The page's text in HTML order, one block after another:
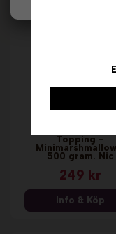
Topping -
500 gram. Nic
249 kr
Info & Köp